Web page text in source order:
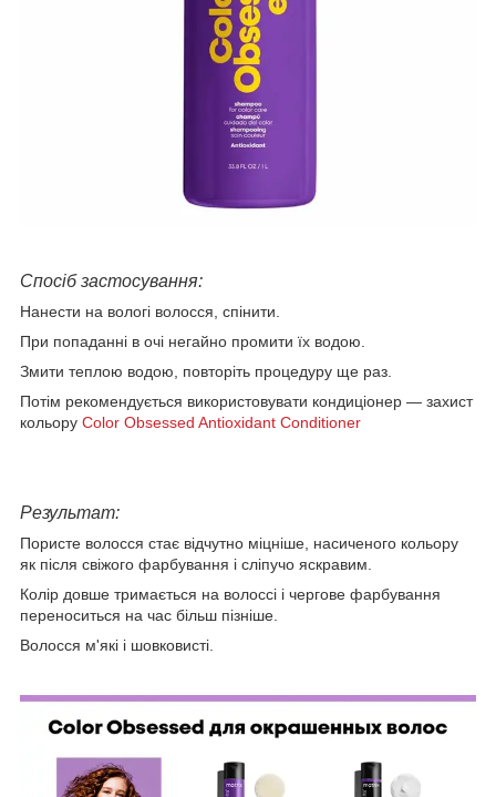
Спосіб застосування:
Нанести на вологі волосся, спінити.
При попаданні в очі негайно промити їх водою.
Змити теплою водою, повторіть процедуру ще раз.
Потім рекомендується використовувати кондиціонер ― захист
кольору Color Obsessed Antioxidant Conditioner
Результат:
Пористе волосся стає відчутно міцніше, насиченого кольору
як після свіжого фарбування і сліпучо яскравим.
Колір довше тримається на волоссі і чергове фарбування
переноситься на час більш пізніше.
Волосся м'які і шовковисті.